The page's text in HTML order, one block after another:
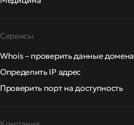
Сервисы
Whois – проверить данные домена
Определить IP адрес
Проверить порт на доступность